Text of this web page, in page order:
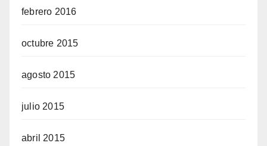
febrero 2016
octubre 2015
agosto 2015
julio 2015
abril 2015